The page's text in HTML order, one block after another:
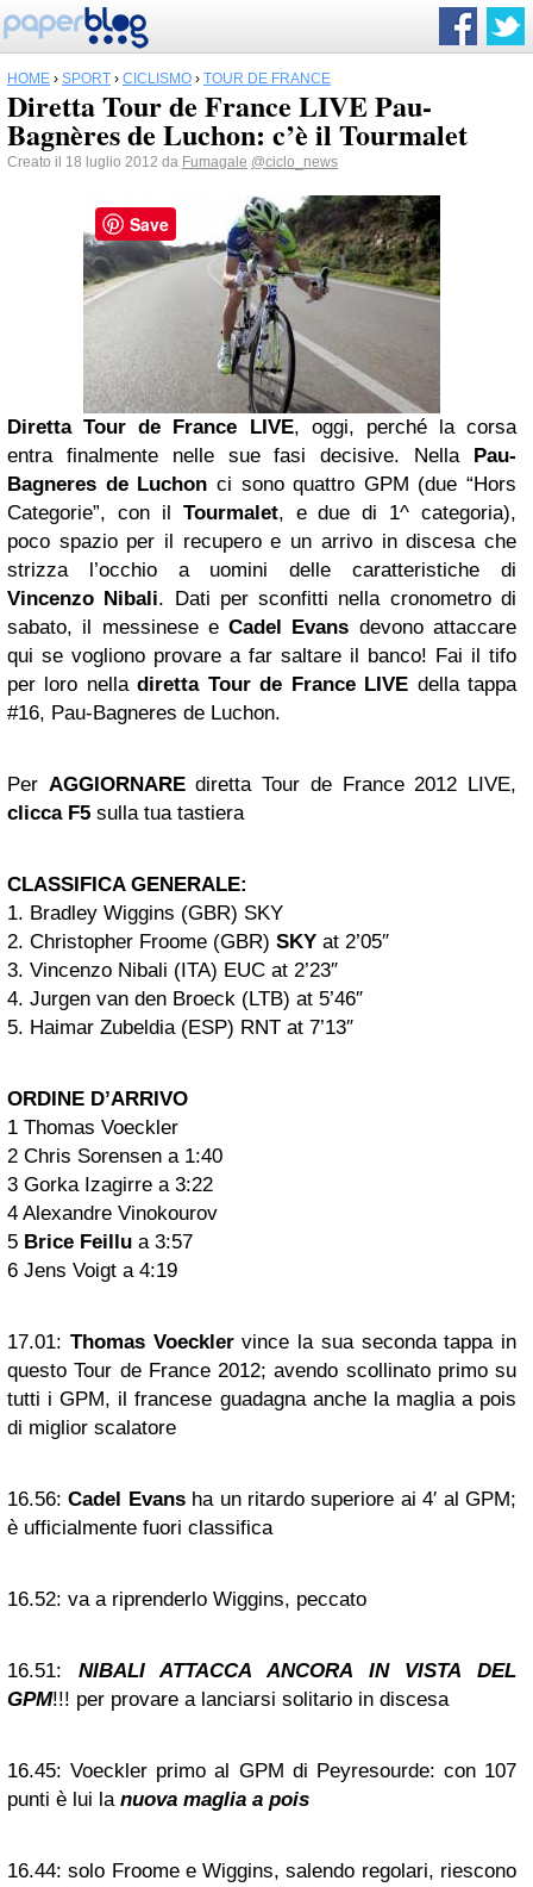
HOME › SPORT › CICLISMO › TOUR DE FRANCE
Diretta Tour de France LIVE Pau-
Bagnères de Luchon: c’è il Tourmalet
Creato il 18 luglio 2012 da Fumagale @ciclo_news
Diretta Tour de France LIVE, oggi, perché la corsa
entra finalmente nelle sue fasi decisive. Nella Pau-
Bagneres de Luchon ci sono quattro GPM (due “Hors
Categorie”, con il Tourmalet, e due di 1^ categoria),
poco spazio per il recupero e un arrivo in discesa che
strizza l’occhio a uomini delle caratteristiche di
Vincenzo Nibali. Dati per sconfitti nella cronometro di
sabato, il messinese eCadel Evans devono attaccare
qui se vogliono provare a far saltare il banco! Fai il tifo
per loro nelladiretta Tour de France LIVE della tappa
#16, Pau-Bagneres de Luchon.
Per AGGIORNAREdiretta Tour de France 2012 LIVE,
clicca F5 sulla tua tastiera
CLASSIFICA GENERALE:
1. Bradley Wiggins (GBR) SKY
2. Christopher Froome (GBR) SKY at 2’05″
3. Vincenzo Nibali (ITA) EUC at 2’23″
4. Jurgen van den Broeck (LTB) at 5’46″
5. Haimar Zubeldia (ESP) RNT at 7’13″
ORDINE D’ARRIVO
1 Thomas Voeckler
2 Chris Sorensen a 1:40
3 Gorka Izagirre a 3:22
4 Alexandre Vinokourov
5 Brice Feillu a 3:57
6 Jens Voigt a 4:19
17.01: Thomas Voecklervince la sua seconda tappa in
questo Tour de France 2012; avendo scollinato primo su
tutti i GPM, il francese guadagna anche la maglia a pois
di miglior scalatore
16.56: Cadel Evansha un ritardo superiore ai 4′ al GPM;
è ufficialmente fuori classifica
16.52: va a riprenderlo Wiggins, peccato
16.51:
NIBALI ATTACCA ANCORA IN VISTA DEL
GPM!!! per provare a lanciarsi solitario in discesa
16.45: Voeckler primo al GPM di Peyresourde: con 107
punti è lui la nuova maglia a pois
16.44: solo Froome e Wiggins, salendo regolari, riescono
Save